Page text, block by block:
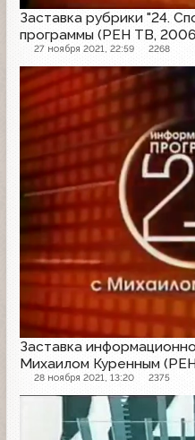
Заставка рубрики "24.
программы (РЕН ТВ,
27 ноября 2021, 22:59 2268
Заставка
Михаилом Куренным
28 ноября 2021, 13:20 2375
Заставка программы